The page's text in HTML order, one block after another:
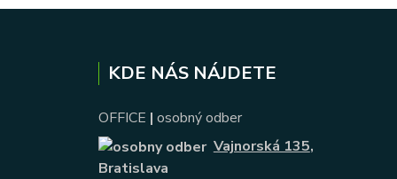
KDE NÁS NÁJDETE
OFFICE | osobný odber
Vajnorská 135,
Bratislava